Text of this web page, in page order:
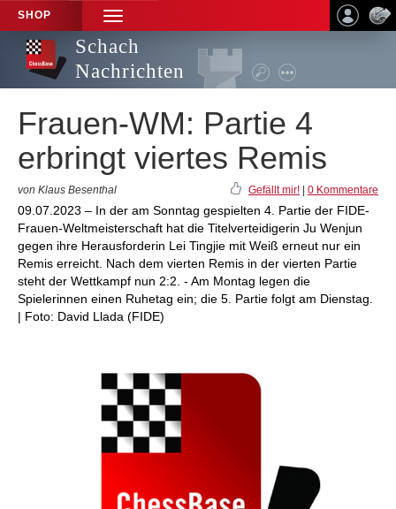
SHOP
TOGGLE
NAVIGATION
Schach
Nachrichten
Frauen-WM: Partie 4
erbringt viertes Remis
von Klaus Besenthal Gefällt mir! 0 Kommentare
09.07.2023 – In der am Sonntag gespielten 4. Partie der FIDE-
Frauen-Weltmeisterschaft hat die Titelverteidigerin Ju Wenjun
gegen ihre Herausforderin Lei Tingjie mit Weiß erneut nur ein
Remis erreicht. Nach dem vierten Remis in der vierten Partie
steht der Wettkampf nun 2:2. - Am Montag legen die
Spielerinnen einen Ruhetag ein; die 5. Partie folgt am Dienstag.
| Foto: David Llada (FIDE)